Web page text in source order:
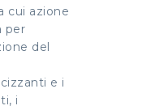
cui azione
per
del
e i
i